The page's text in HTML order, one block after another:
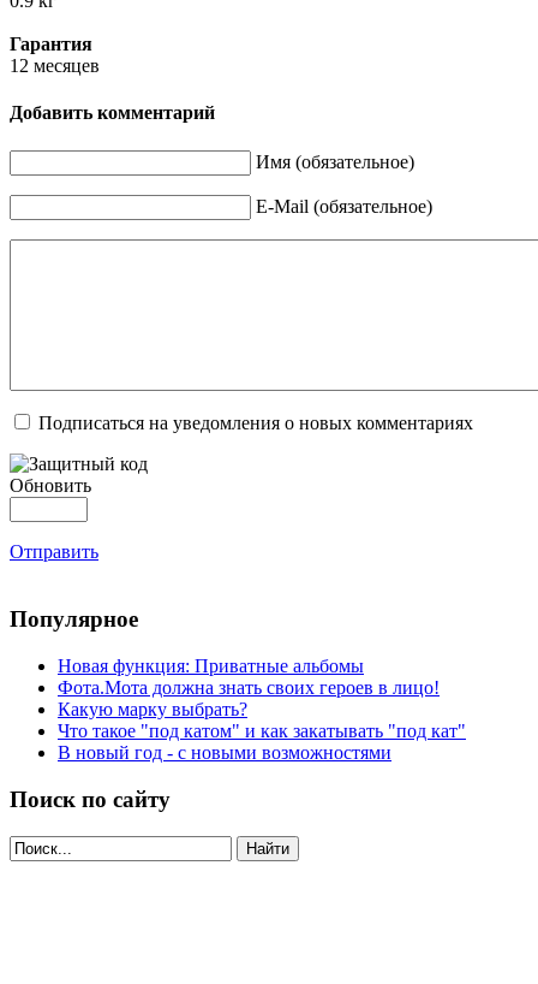
Гарантия
12 месяцев
Добавить комментарий
Имя (обязательное)
E-Mail (обязательное)
Подписаться на уведомления о новых комментариях
Обновить
Отправить
Популярное
Новая функция: Приватные альбомы
Фота.Мота должна знать своих героев в лицо!
Какую марку выбрать?
Что такое "под катом" и как закатывать "под кат"
В новый год - с новыми возможностями
Поиск по сайту
Найти